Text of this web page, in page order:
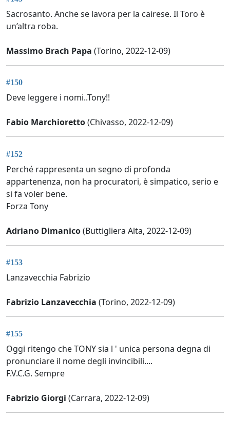
Sacrosanto. Anche se lavora per la cairese. Il Toro è
un’altra roba.
Massimo Brach Papa (Torino, 2022-12-09)
#150
Deve leggere i nomi..Tony!!
Fabio Marchioretto(Chivasso, 2022-12-09)
#152
Perché rappresenta un segno di profonda
appartenenza, non ha procuratori, è simpatico, serio e
si fa voler bene.
Forza Tony
Adriano Dimanico(Buttigliera Alta, 2022-12-09)
#153
Lanzavecchia Fabrizio
Fabrizio Lanzavecchia (Torino, 2022-12-09)
#155
Oggi ritengo che TONY sia l ' unica persona degna di
pronunciare il nome degli invincibili....
F.V.C.G. Sempre
Fabrizio Giorgi (Carrara, 2022-12-09)